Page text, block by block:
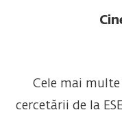
Cele mai
cercetării de la